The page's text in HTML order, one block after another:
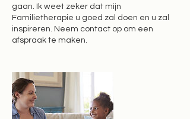
gaan. Ik weet zeker dat mijn
Familietherapie u goed zal doen en u zal
inspireren. Neem contact op om een
afspraak te maken.